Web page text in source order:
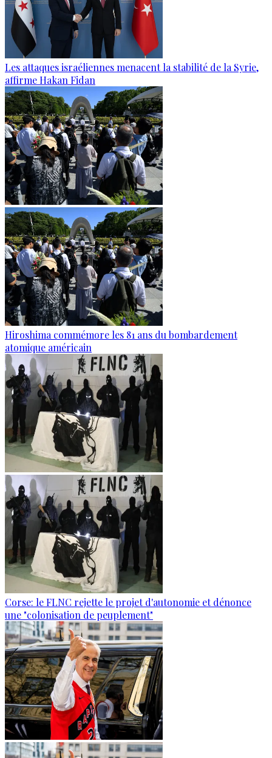
Les attaques israéliennes menacent la stabilité de la Syrie,
affirme Hakan Fidan
Hiroshima commémore les 81 ans du bombardement
atomique américain
Corse: le FLNC rejette le projet d'autonomie et dénonce
une "colonisation de peuplement"